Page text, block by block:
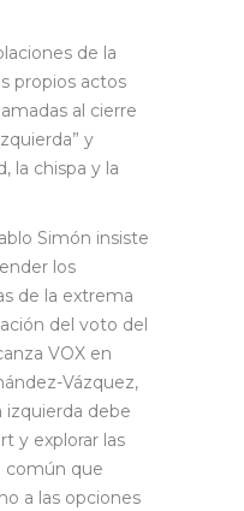
de la
propios actos
al cierre
y
la chispa y la
Simón insiste
los
de la extrema
del voto del
VOX en
Vázquez,
izquierda debe
y explorar las
común que
a las opciones